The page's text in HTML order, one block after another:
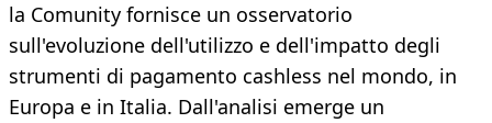
la Comunity fornisce un osservatorio
sull'evoluzione dell'utilizzo e dell'impatto degli
strumenti di pagamento cashless nel mondo, in
Europa e in Italia. Dall'analisi emerge un